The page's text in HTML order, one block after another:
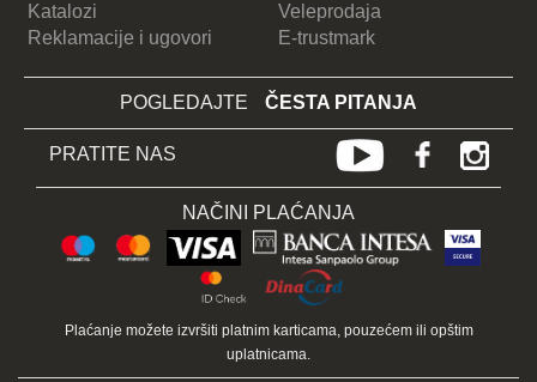
Katalozi
Veleprodaja
Reklamacije i ugovori
E-trustmark
POGLEDAJTE ČESTA PITANJA
PRATITE NAS
NAČINI PLAĆANJA
Plaćanje možete izvršiti platnim karticama, pouzećem ili opštim
uplatnicama.